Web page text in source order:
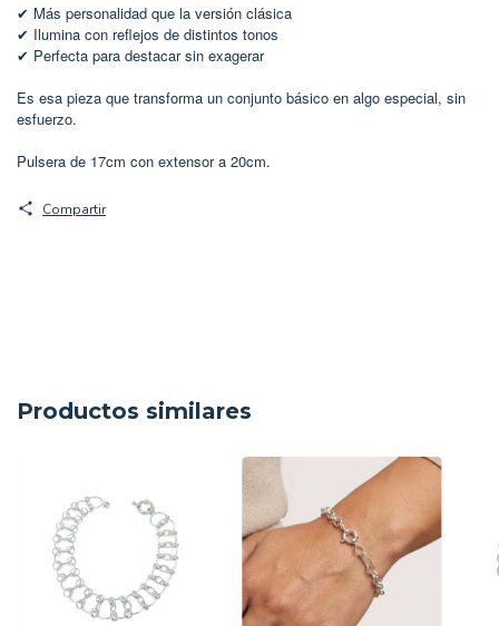
✔ Más personalidad que la versión clásica
✔ Ilumina con reflejos de distintos tonos
✔ Perfecta para destacar sin exagerar
Es esa pieza que transforma un conjunto básico en algo especial, sin
esfuerzo.
Pulsera de 17cm con extensor a 20cm.
Compartir
Productos similares